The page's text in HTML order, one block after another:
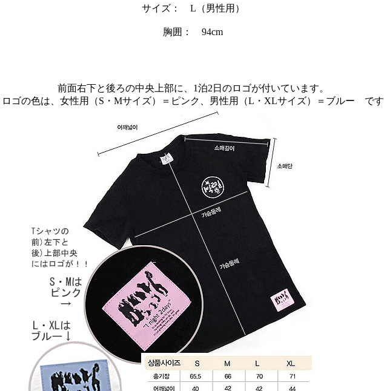
サイズ： L（男性用）
胸囲： 94cm
前面右下と後ろの中央上部に、1泊2日のロゴが付いています。
ロゴの色は、女性用（S・Mサイズ）＝ピンク、男性用（L・XLサイズ）＝ブルー です